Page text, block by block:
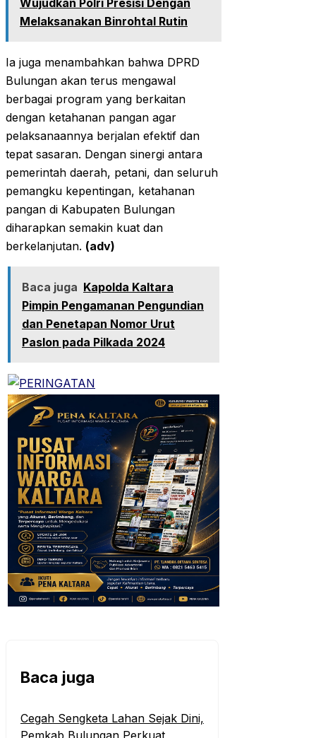
Wujudkan Polri Presisi Dengan
Melaksanakan Binrohtal Rutin
Ia juga menambahkan bahwa DPRD
Bulungan akan terus mengawal
berbagai program yang berkaitan
dengan ketahanan pangan agar
pelaksanaannya berjalan efektif dan
tepat sasaran. Dengan sinergi antara
pemerintah daerah, petani, dan seluruh
pemangku kepentingan, ketahanan
pangan di Kabupaten Bulungan
diharapkan semakin kuat dan
berkelanjutan. (adv)
Baca juga Kapolda Kaltara
Pimpin Pengamanan Pengundian
dan Penetapan Nomor Urut
Paslon pada Pilkada 2024
Baca juga
Cegah Sengketa Lahan Sejak Dini,
Pemkab Bulungan Perkuat